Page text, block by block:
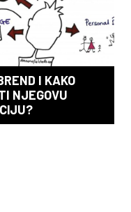
I KAKO
NJEGOVU